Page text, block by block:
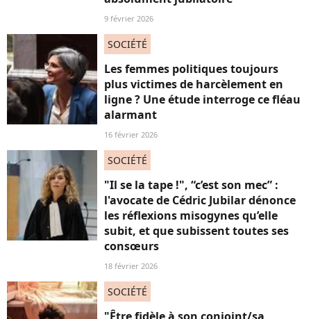
9 février 2026
SOCIÉTÉ
Les femmes politiques toujours
plus victimes de harcèlement en
ligne ? Une étude interroge ce fléau
alarmant
16 février 2026
SOCIÉTÉ
"Il se la tape !", “c’est son mec” :
l'avocate de Cédric Jubilar dénonce
les réflexions misogynes qu’elle
subit, et que subissent toutes ses
consœurs
18 février 2026
SOCIÉTÉ